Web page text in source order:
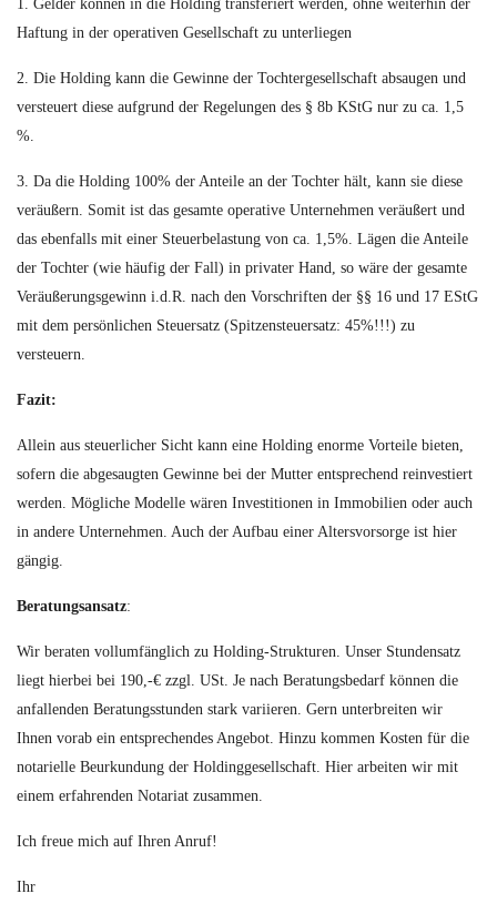
1. Gelder können in die Holding transferiert werden, ohne weiterhin der
Haftung in der operativen Gesellschaft zu unterliegen
2. Die Holding kann die Gewinne der Tochtergesellschaft absaugen und
versteuert diese aufgrund der Regelungen des § 8b KStG nur zu ca. 1,5
%.
3. Da die Holding 100% der Anteile an der Tochter hält, kann sie diese
veräußern. Somit ist das gesamte operative Unternehmen veräußert und
das ebenfalls mit einer Steuerbelastung von ca. 1,5%. Lägen die Anteile
der Tochter (wie häufig der Fall) in privater Hand, so wäre der gesamte
Veräußerungsgewinn i.d.R. nach den Vorschriften der §§ 16 und 17 EStG
mit dem persönlichen Steuersatz (Spitzensteuersatz: 45%!!!) zu
versteuern.
Fazit:
Allein aus steuerlicher Sicht kann eine Holding enorme Vorteile bieten,
sofern die abgesaugten Gewinne bei der Mutter entsprechend reinvestiert
werden. Mögliche Modelle wären Investitionen in Immobilien oder auch
in andere Unternehmen. Auch der Aufbau einer Altersvorsorge ist hier
gängig.
Beratungsansatz:
Wir beraten vollumfänglich zu Holding-Strukturen. Unser Stundensatz
liegt hierbei bei 190,-€ zzgl. USt. Je nach Beratungsbedarf können die
anfallenden Beratungsstunden stark variieren. Gern unterbreiten wir
Ihnen vorab ein entsprechendes Angebot. Hinzu kommen Kosten für die
notarielle Beurkundung der Holdinggesellschaft. Hier arbeiten wir mit
einem erfahrenden Notariat zusammen.
Ich freue mich auf Ihren Anruf!
Ihr